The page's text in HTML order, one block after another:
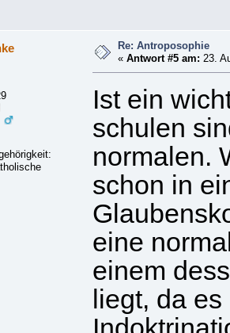
Re: Antroposophie
«Antwort #5 am: 23.
Ist ein
schulen
normalen.
schon in
eine
einem
liegt, da